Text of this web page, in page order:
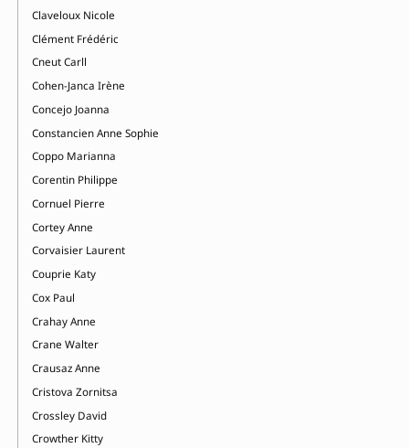
Claveloux Nicole
Clément Frédéric
Cneut Carll
Cohen-Janca Irène
Concejo Joanna
Constancien Anne Sophie
Coppo Marianna
Corentin Philippe
Cornuel Pierre
Cortey Anne
Corvaisier Laurent
Couprie Katy
Cox Paul
Crahay Anne
Crane Walter
Crausaz Anne
Cristova Zornitsa
Crossley David
Crowther Kitty